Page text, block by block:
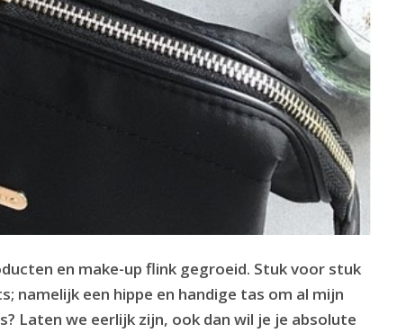
en make-up flink gegroeid. Stuk voor stuk
namelijk een hippe en handige tas om al mijn
Laten we eerlijk zijn, ook dan wil je je absolute